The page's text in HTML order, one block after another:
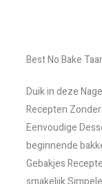
Best No Bake
Duik in deze
Recepten
Eenvoudige
beginnende
Gebakjes